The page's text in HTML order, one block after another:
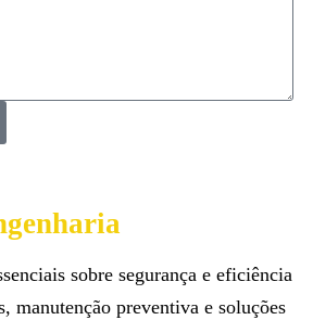
sobre segurança e eficiência
manutenção preventiva e soluções